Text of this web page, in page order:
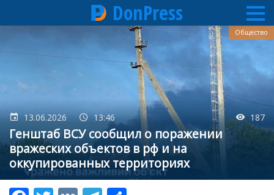
Перейти
DonPress
13.06.2026 13:46 187
Генштаб ВСУ сообщил о поражении
вражеских объектов в рф и на
оккупированных территориях
Общество